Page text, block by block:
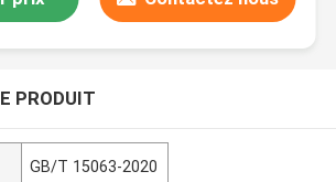
PRODUIT
GB/T 15063-2020